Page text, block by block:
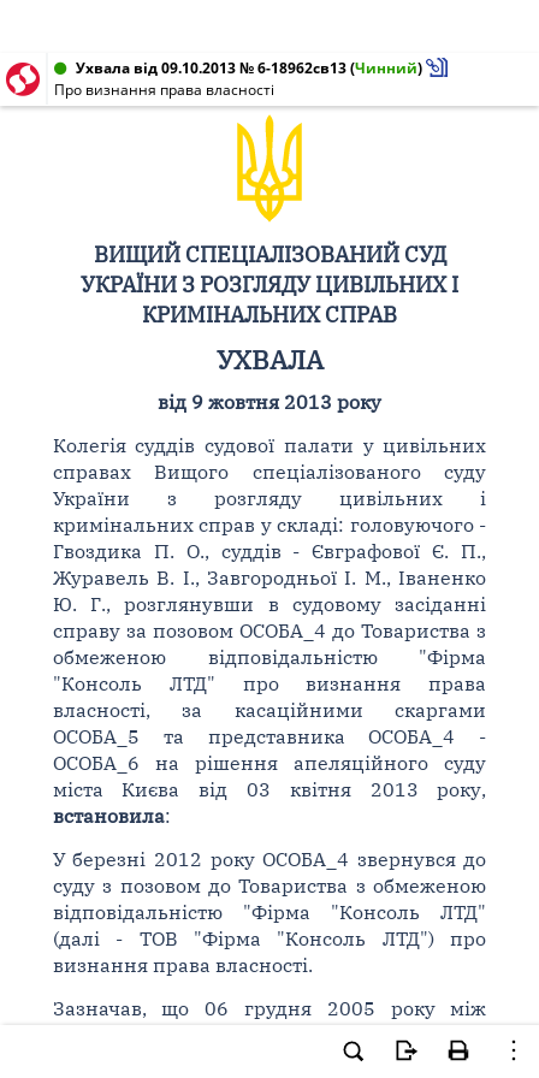
Ухвала від 09.10.2013 № 6-18962св13(Чинний)
Про визнання права власності
ВИЩИЙ СПЕЦІАЛІЗОВАНИЙ СУД
УКРАЇНИ З РОЗГЛЯДУ ЦИВІЛЬНИХ І
КРИМІНАЛЬНИХ СПРАВ
УХВАЛА
від 9 жовтня 2013 року
Колегія суддів судової палати у цивільних
справах Вищого спеціалізованого суду
України з розгляду цивільних і
кримінальних справ у складі: головуючого -
Гвоздика П. О., суддів - Євграфової Є. П.,
Журавель В. І., Завгородньої І. М., Іваненко
Ю. Г., розглянувши в судовому засіданні
справу за позовом ОСОБА_4 до Товариства з
обмеженою відповідальністю "Фірма
"Консоль ЛТД" про визнання права
власності, за касаційними скаргами
ОСОБА_5 та представника ОСОБА_4 -
ОСОБА_6 на рішення апеляційного суду
міста Києва від 03 квітня 2013 року,
встановила:
У березні 2012 року ОСОБА_4 звернувся до
суду з позовом до Товариства з обмеженою
відповідальністю "Фірма "Консоль ЛТД"
(далі - ТОВ "Фірма "Консоль ЛТД") про
визнання права власності.
Зазначав, що 06 грудня 2005 року між
ОСОБА_7 та ТОВ "Фірма "Консоль ЛТД" був
укладений договір на пайову участь у